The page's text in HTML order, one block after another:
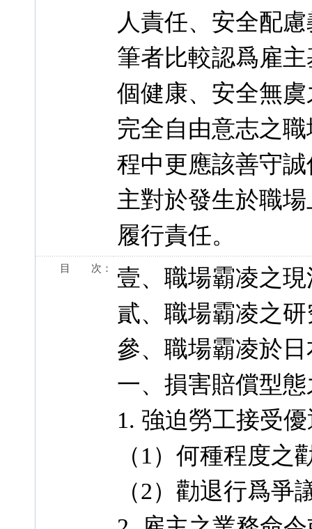
人責任、安全配
筆者比較認爲雇
個健康、安全無
完全自由意志之
程中更應該善守
主對於發生於職
履行責任。
目 次：
壹、職場霸凌之
貳、職場霸凌之
參、職場霸凌於
一、損害賠償型
1. 強迫勞工接受
（1）何種程度之
（2）勸退行爲